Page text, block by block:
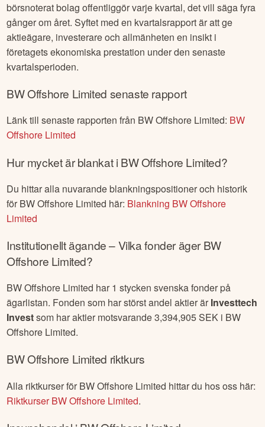
börsnoterat bolag offentliggör varje kvartal, det vill säga fyra
gånger om året. Syftet med en kvartalsrapport är att ge
aktieägare, investerare och allmänheten en insikt i
företagets ekonomiska prestation under den senaste
kvartalsperioden.
BW Offshore Limited senaste rapport
Länk till senaste rapporten från BW Offshore Limited: BW
Offshore Limited
Hur mycket är blankat iBW Offshore Limited?
Du hittar alla nuvarande blankningspositioner och historik
för BW Offshore Limited här: Blankning BW Offshore
Limited
Institutionellt ägande – Vilka fonder ägerBW
Offshore Limited?
BW Offshore Limited har 1 stycken svenska fonder på
ägarlistan. Fonden som har störst andel aktier är Investtech
Investsom har aktier motsvarande3,394,905SEK i BW
Offshore Limited.
BW Offshore Limited riktkurs
Alla riktkurser för BW Offshore Limited hittar du hos oss här:
RiktkurserBW Offshore Limited.